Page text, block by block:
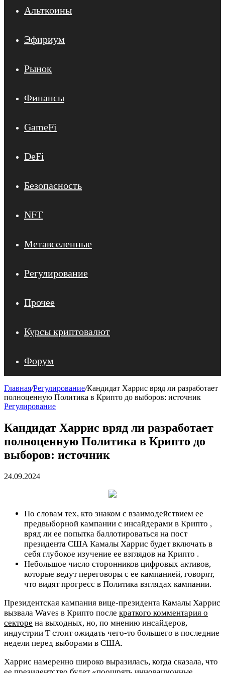
Альткоины
Эфириум
Рынок
Финансы
GameFi
DeFi
Безопасность
NFT
Метавселенные
Регулирование
Прочее
Курсы криптовалют
Форум
Главная/Регулирование/Кандидат Харрис вряд ли разработает
полноценную Политика в Криптo до выборов: источник
Регулирование
Кандидат Харрис вряд ли разработает
полноценную Политика в Криптo до
выборов: источник
24.09.2024
По словам тех, кто знаком с взаимодействием ее
предвыборной кампании с инсайдерами в Криптo ,
вряд ли ее попытка баллотироваться на пост
президента США Камалы Харрис будет включать в
себя глубокое изучение ее взглядов на Криптo .
Небольшое число сторонников цифровых активов,
которые ведут переговоры с ее кампанией, говорят,
что видят прогресс в Политика взглядах кампании.
Президентская кампания вице-президента Камалы Харрис
вызвала Waves в Криптo после краткого комментария о
секторе на выходных, но, по мнению инсайдеров,
индустрии T стоит ожидать чего-то большего в последние
недели перед выборами в США.
Харрис намеренно широко выразилась, когда сказала, что